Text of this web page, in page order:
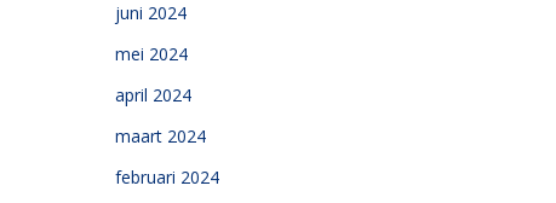
juni 2024
mei 2024
april 2024
maart 2024
februari 2024